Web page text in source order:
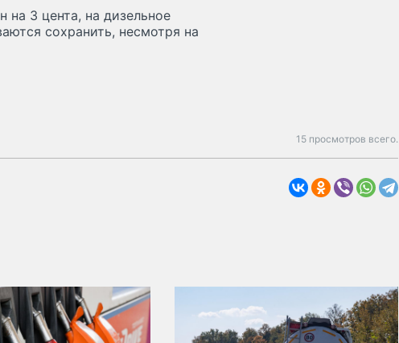
на 3 цента, на дизельное
сохранить, несмотря на
15 просмотров всего.